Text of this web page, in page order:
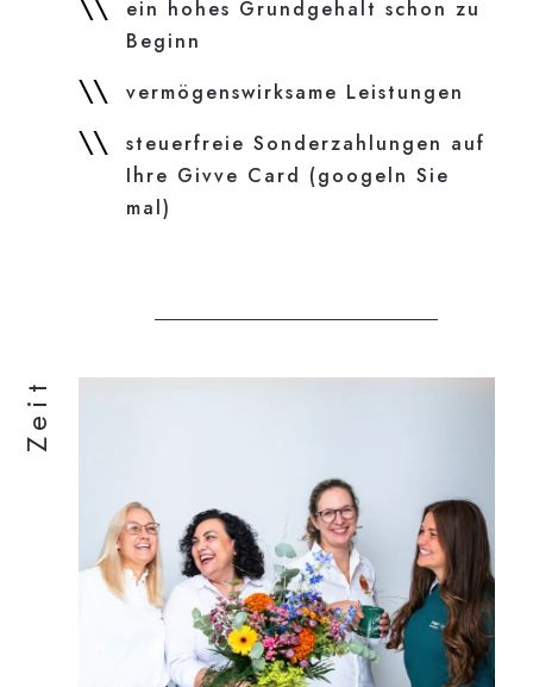
ein hohes Grundgehalt schon zu
Beginn
vermögenswirksame Leistungen
steuerfreie Sonderzahlungen auf
Ihre Givve Card (googeln Sie
mal)
Zeit